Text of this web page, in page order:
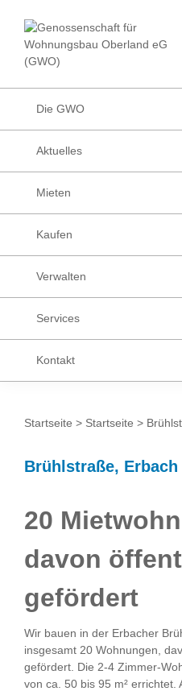
Hauptnavigation
springen
Inhalt
springen
Fußzeile
springen
für
Wohnungsbau
Oberland
eG
(GWO)
Die GWO
Aktuelles
Mieten
Kaufen
Verwalten
Services
Kontakt
Startseite > Startseite >
Brühlstraße, Erbach
20
davon
gefördert
Wir bauen in der Erbacher
insgesamt 20 Wohnungen,
gefördert. Die 2-4 Zimmer-
von ca. 50 bis 95 m² errichtet.